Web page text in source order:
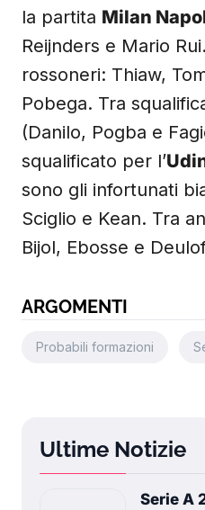
la partita Milan
Reijnders e Mario
rossoneri: Thiaw,
Pobega. Tra
(Danilo, Pogba e
squalificato per l’
sono gli infortunati
Sciglio e Kean. Tra
Bijol, Ebosse e
ARGOMENTI
Probabili formazioni
Ultime Notizie
Serie A